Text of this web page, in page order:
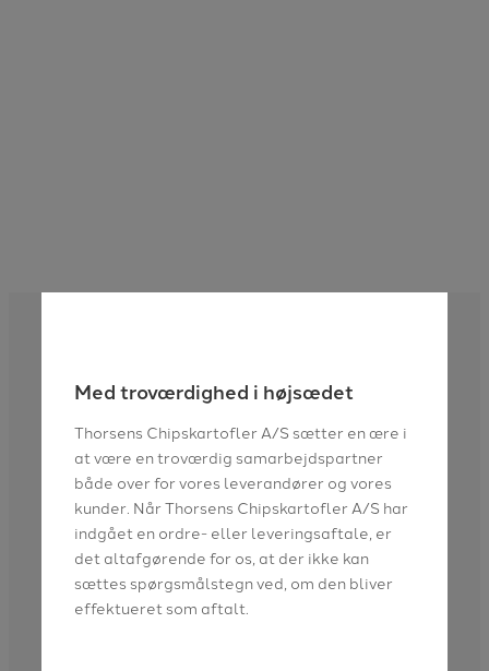
Med troværdighed i højsædet
Thorsens Chipskartofler A/S sætter en ære i
at være en troværdig samarbejdspartner
både over for vores leverandører og vores
kunder. Når Thorsens Chipskartofler A/S har
indgået en ordre- eller leveringsaftale, er
det altafgørende for os, at der ikke kan
sættes spørgsmålstegn ved, om den bliver
effektueret som aftalt.